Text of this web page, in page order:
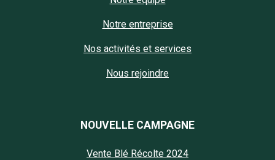
Notre entreprise
Nos activités et services
Nous rejoindre
NOUVELLE CAMPAGNE
Vente Blé Récolte 2024